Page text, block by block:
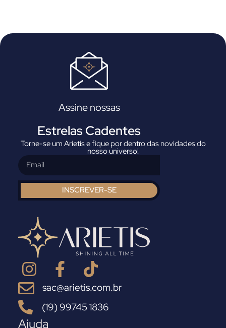
Assine nossas
Estrelas Cadentes
Torne-se um Arietis e fique por dentro das novidades do
nosso universo!
INSCREVER-SE
sac@arietis.com.br
(19) 99745 1836
Ajuda